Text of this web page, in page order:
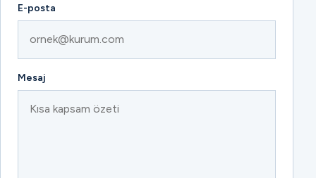
E-posta
Mesaj